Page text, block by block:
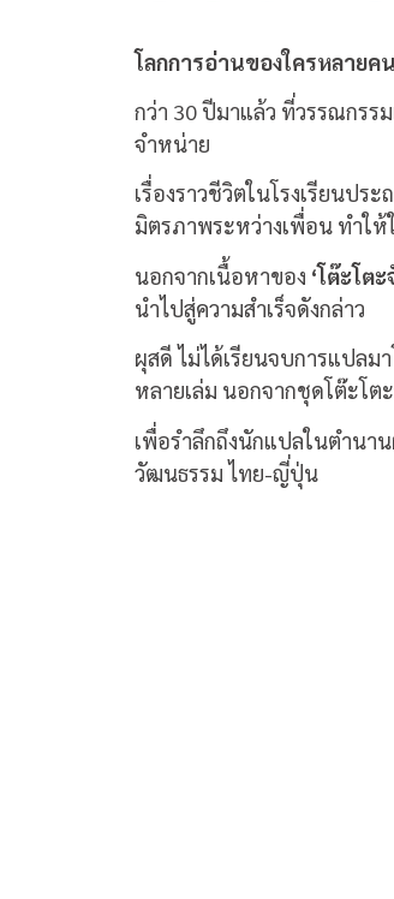
โลกการอ่านของใครหลายคน
กว่า 30 ปีมาแล้ว ที่วรรณกรร
จำหน่าย
เรื่องราวชีวิตในโรงเรียนปร
มิตรภาพระหว่างเพื่อน ทำใ
นอกจากเนื้อหาของ ‘โต๊ะโตะ
นำไปสู่ความสำเร็จดังกล่าว
ผุสดี ไม่ได้เรียนจบการแปล
หลายเล่ม นอกจากชุดโต๊ะโ
เพื่อรำลึกถึงนักแปลในตำนา
วัฒนธรรม ไทย-ญี่ปุ่น